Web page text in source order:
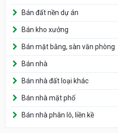
Bán đất nền dự án
Bán kho xưởng
Bán mặt bằng, sàn văn phòng
Bán nhà
Bán nhà đất loại khác
Bán nhà mặt phố
Bán nhà phân lô, liền kề